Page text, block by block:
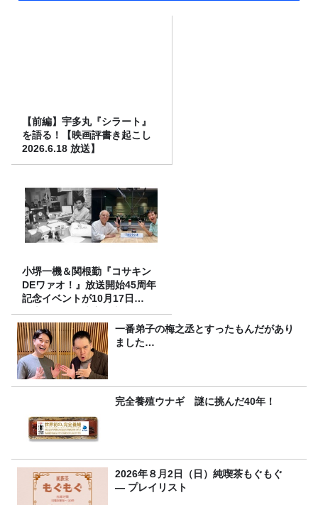
【前編】宇多丸『シラート』
を語る！【映画評書き起こし
2026.6.18 放送】
小堺一機＆関根勤『コサキン
DEワァオ！』放送開始45周年
記念イベントが10月17日
（土）に開催決定！本日より
FC先行受付スタート！一番弟子の梅之丞とすったもんだがあり
ました…
完全養殖ウナギ 謎に挑んだ40年！
2026年８月2日（日）純喫茶もぐもぐ
― プレイリスト